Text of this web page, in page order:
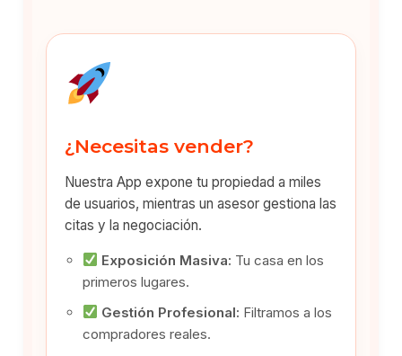
¿Necesitas vender?
Nuestra App expone tu propiedad a miles
de usuarios, mientras un asesor gestiona las
citas y la negociación.
Exposición Masiva: Tu casa en los
primeros lugares.
Gestión Profesional: Filtramos a los
compradores reales.